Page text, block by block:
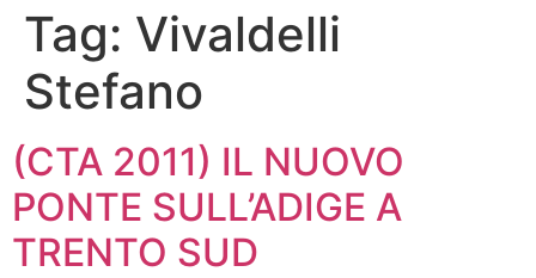
Tag: Vivaldelli
Stefano
(CTA 2011) IL NUOVO
PONTE SULL’ADIGE A
TRENTO SUD